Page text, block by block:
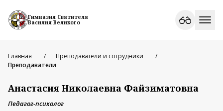
Гимназия Святителя
Василия Великого
Главная
Преподаватели и сотрудники
Преподаватели
Анастасия Николаевна Файзиматовна
Педагог-психолог